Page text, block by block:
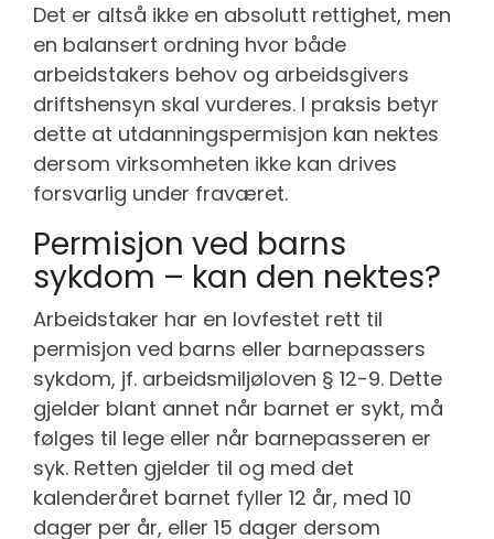
Det er altså ikke en absolutt rettighet, men
en balansert ordning hvor både
arbeidstakers behov og arbeidsgivers
driftshensyn skal vurderes. I praksis betyr
dette at utdanningspermisjon kan nektes
dersom virksomheten ikke kan drives
forsvarlig under fraværet.
Permisjon ved barns
sykdom – kan den nektes?
Arbeidstaker har en lovfestet rett til
permisjon ved barns eller barnepassers
sykdom, jf. arbeidsmiljøloven § 12-9. Dette
gjelder blant annet når barnet er sykt, må
følges til lege eller når barnepasseren er
syk. Retten gjelder til og med det
kalenderåret barnet fyller 12 år, med 10
dager per år, eller 15 dager dersom